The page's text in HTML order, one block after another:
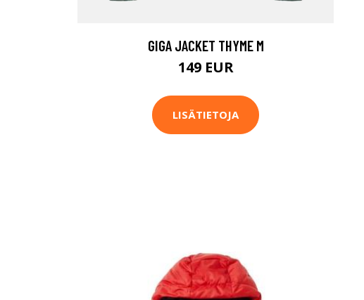
GIGA JACKET THYME M
149 EUR
LISÄTIETOJA